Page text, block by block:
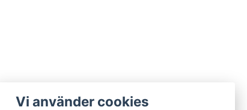
Vi använder cookies